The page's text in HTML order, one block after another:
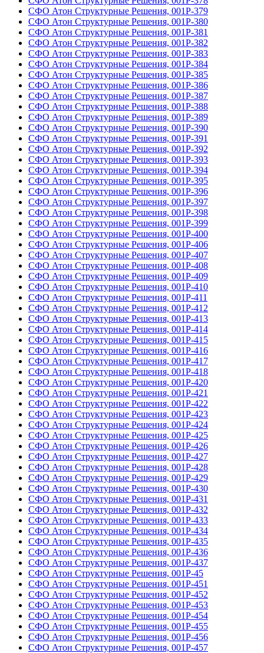
СФО Атон Структурные Решения, 001Р-379
СФО Атон Структурные Решения, 001Р-380
СФО Атон Структурные Решения, 001Р-381
СФО Атон Структурные Решения, 001Р-382
СФО Атон Структурные Решения, 001Р-383
СФО Атон Структурные Решения, 001Р-384
СФО Атон Структурные Решения, 001Р-385
СФО Атон Структурные Решения, 001Р-386
СФО Атон Структурные Решения, 001Р-387
СФО Атон Структурные Решения, 001Р-388
СФО Атон Структурные Решения, 001Р-389
СФО Атон Структурные Решения, 001Р-390
СФО Атон Структурные Решения, 001Р-391
СФО Атон Структурные Решения, 001Р-392
СФО Атон Структурные Решения, 001Р-393
СФО Атон Структурные Решения, 001Р-394
СФО Атон Структурные Решения, 001Р-395
СФО Атон Структурные Решения, 001Р-396
СФО Атон Структурные Решения, 001Р-397
СФО Атон Структурные Решения, 001Р-398
СФО Атон Структурные Решения, 001Р-399
СФО Атон Структурные Решения, 001Р-400
СФО Атон Структурные Решения, 001Р-406
СФО Атон Структурные Решения, 001Р-407
СФО Атон Структурные Решения, 001Р-408
СФО Атон Структурные Решения, 001Р-409
СФО Атон Структурные Решения, 001Р-410
СФО Атон Структурные Решения, 001Р-411
СФО Атон Структурные Решения, 001Р-412
СФО Атон Структурные Решения, 001Р-413
СФО Атон Структурные Решения, 001Р-414
СФО Атон Структурные Решения, 001Р-415
СФО Атон Структурные Решения, 001Р-416
СФО Атон Структурные Решения, 001Р-417
СФО Атон Структурные Решения, 001Р-418
СФО Атон Структурные Решения, 001Р-420
СФО Атон Структурные Решения, 001Р-421
СФО Атон Структурные Решения, 001Р-422
СФО Атон Структурные Решения, 001Р-423
СФО Атон Структурные Решения, 001Р-424
СФО Атон Структурные Решения, 001Р-425
СФО Атон Структурные Решения, 001Р-426
СФО Атон Структурные Решения, 001Р-427
СФО Атон Структурные Решения, 001Р-428
СФО Атон Структурные Решения, 001Р-429
СФО Атон Структурные Решения, 001Р-430
СФО Атон Структурные Решения, 001Р-431
СФО Атон Структурные Решения, 001Р-432
СФО Атон Структурные Решения, 001Р-433
СФО Атон Структурные Решения, 001Р-434
СФО Атон Структурные Решения, 001Р-435
СФО Атон Структурные Решения, 001Р-436
СФО Атон Структурные Решения, 001Р-437
СФО Атон Структурные Решения, 001Р-45
СФО Атон Структурные Решения, 001Р-451
СФО Атон Структурные Решения, 001Р-452
СФО Атон Структурные Решения, 001Р-453
СФО Атон Структурные Решения, 001Р-454
СФО Атон Структурные Решения, 001Р-455
СФО Атон Структурные Решения, 001Р-456
СФО Атон Структурные Решения, 001Р-457